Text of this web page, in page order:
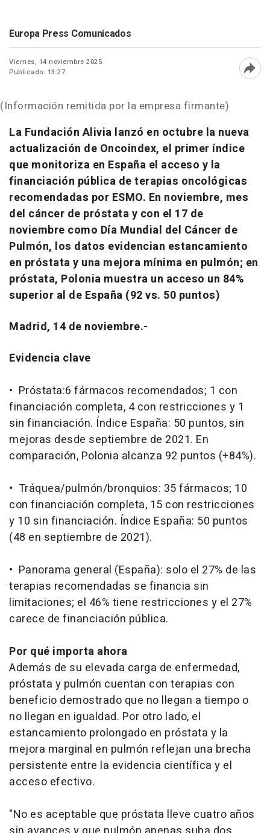
Europa Press Comunicados
Viernes, 14 noviembre 2025
Publicado: 13:27
(Información remitida por la empresa firmante)
La Fundación Alivia lanzó en octubre la nueva
actualización de Oncoindex, el primer índice
que monitoriza en España el acceso y la
financiación pública de terapias oncológicas
recomendadas por ESMO. En noviembre, mes
del cáncer de próstata y con el 17 de
noviembre como Día Mundial del Cáncer de
Pulmón, los datos evidencian estancamiento
en próstata y una mejora mínima en pulmón; en
próstata, Polonia muestra un acceso un 84%
superior al de España (92 vs. 50 puntos)
Madrid, 14 de noviembre.-
Evidencia clave
• Próstata:6 fármacos recomendados; 1 con
financiación completa, 4 con restricciones y 1
sin financiación. Índice España: 50 puntos, sin
mejoras desde septiembre de 2021. En
comparación, Polonia alcanza 92 puntos (+84%).
• Tráquea/pulmón/bronquios: 35 fármacos; 10
con financiación completa, 15 con restricciones
y 10 sin financiación. Índice España: 50 puntos
(48 en septiembre de 2021).
• Panorama general (España): solo el 27% de las
terapias recomendadas se financia sin
limitaciones; el 46% tiene restricciones y el 27%
carece de financiación pública.
Por qué importa ahora
Además de su elevada carga de enfermedad,
próstata y pulmón cuentan con terapias con
beneficio demostrado que no llegan a tiempo o
no llegan en igualdad. Por otro lado, el
estancamiento prolongado en próstata y la
mejora marginal en pulmón reflejan una brecha
persistente entre la evidencia científica y el
acceso efectivo.
"No es aceptable que próstata lleve cuatro años